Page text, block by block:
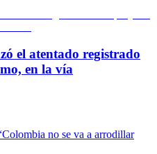
el atentado registrado
en la vía
no se va a arrodillar